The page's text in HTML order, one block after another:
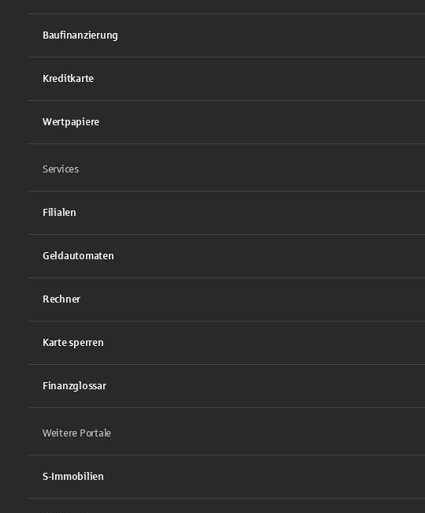
Baufinanzierung
Kreditkarte
Wertpapiere
Services
Filialen
Geldautomaten
Rechner
Karte sperren
Finanzglossar
Weitere Portale
S-Immobilien